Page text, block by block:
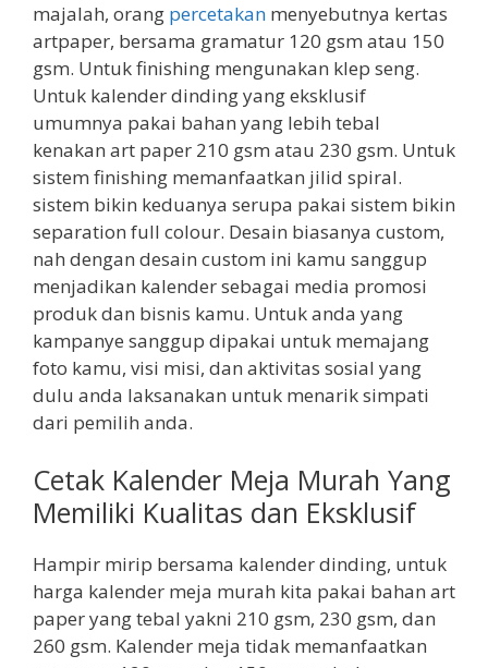
majalah, orang percetakan menyebutnya kertas
artpaper, bersama gramatur 120 gsm atau 150
gsm. Untuk finishing mengunakan klep seng.
Untuk kalender dinding yang eksklusif
umumnya pakai bahan yang lebih tebal
kenakan art paper 210 gsm atau 230 gsm. Untuk
sistem finishing memanfaatkan jilid spiral.
sistem bikin keduanya serupa pakai sistem bikin
separation full colour. Desain biasanya custom,
nah dengan desain custom ini kamu sanggup
menjadikan kalender sebagai media promosi
produk dan bisnis kamu. Untuk anda yang
kampanye sanggup dipakai untuk memajang
foto kamu, visi misi, dan aktivitas sosial yang
dulu anda laksanakan untuk menarik simpati
dari pemilih anda.
Cetak Kalender Meja Murah Yang
Memiliki Kualitas dan Eksklusif
Hampir mirip bersama kalender dinding, untuk
harga kalender meja murah kita pakai bahan art
paper yang tebal yakni 210 gsm, 230 gsm, dan
260 gsm. Kalender meja tidak memanfaatkan